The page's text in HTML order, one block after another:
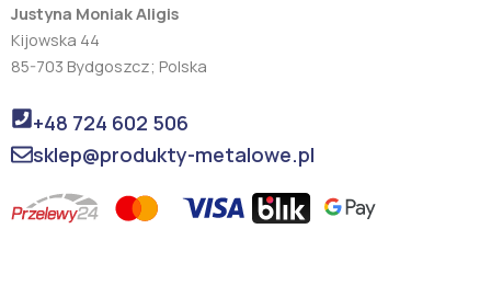
Justyna Moniak Aligis
Kijowska 44
85-703 Bydgoszcz; Polska
+48 724 602 506
sklep@produkty-metalowe.pl